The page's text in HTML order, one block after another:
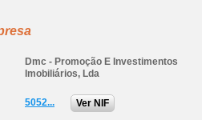
Dmc - Promoção E Investimentos
Imobiliários, Lda
5052... Ver NIF